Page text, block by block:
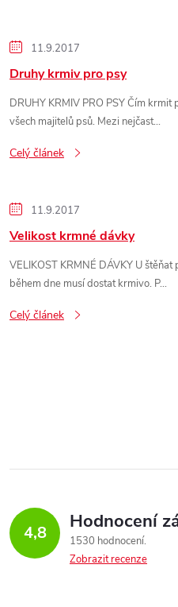
11.9.2017
Druhy krmiv pro psy
DRUHY KRMIV PRO PSY Čím
všech majitelů psů. Mezi nejčast...
Celý článek
11.9.2017
Velikost krmné dávky
VELIKOST KRMNÉ DÁVKY U
během dne musí dostat krmivo. P...
Celý článek
l
d
a
4,8 Hodnocení
1530 hodnocení
Zobrazit recenze